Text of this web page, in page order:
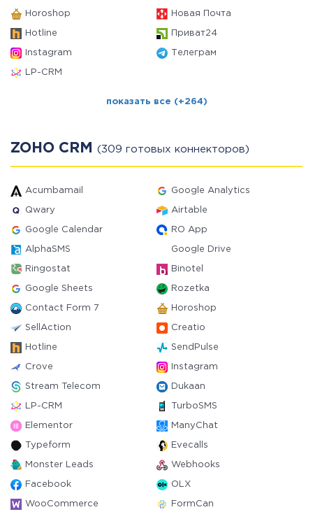
Horoshop Новая Почта
Hotline Приват24
Instagram Телеграм
LP-CRM
показать все (+264)
ZOHO CRM (309 готовых коннекторов)
Acumbamail Google Analytics
Qwary Airtable
Google Calendar RO App
AlphaSMS Google Drive
Ringostat Binotel
Google Sheets Rozetka
Contact Form 7 Horoshop
SellAction Creatio
Hotline SendPulse
Crove Instagram
Stream Telecom Dukaan
LP-CRM TurboSMS
Elementor ManyChat
Typeform Evecalls
Monster Leads Webhooks
Facebook OLX
WooCommerce FormCan